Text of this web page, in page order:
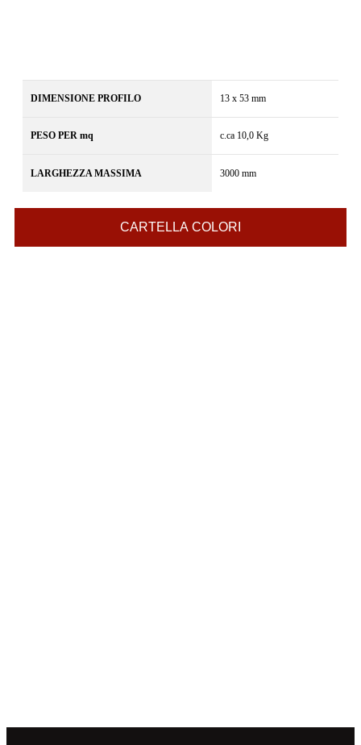
CARTELLA COLORI
DIMENSIONE PROFILO 13 x 53 mm
PESO PER mq c.ca 10,0 Kg
LARGHEZZA MASSIMA 3000 mm